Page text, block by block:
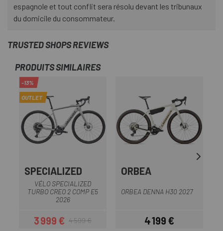
espagnole et tout conflit sera résolu devant les tribunaux
du domicile du consommateur.
TRUSTED SHOPS REVIEWS
PRODUITS SIMILAIRES
-13%
OUTLET
SPECIALIZED
VÉLO SPECIALIZED
TURBO CREO 2 COMP E5
2026
Prix
3 999 €Prix habituel
4 599 €
ORBEA
ORBEA DENNA H30 2027
Prix
4 199 €